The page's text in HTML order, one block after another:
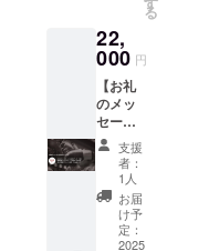
にフル
ネーム
を掲載
させて
いただ
きま
す。 備
考欄に
「フル
ネー
ム」ま
たは
写真
デー
タ】 当
日の写
真デー
タを一
枚お送
りしま
す。
【試合
観戦チ
ケット
る
22,
000 円
【お礼
のメッ
セー
ジ】 感
謝の気
持ちを
込め
て、お
礼の
メッ
支援
者：
1人
お届
け予
定：
2025